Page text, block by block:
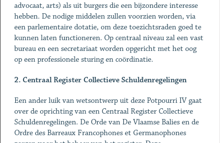
advocaat, arts) als uit burgers die een bijzondere interesse
hebben. De nodige middelen zullen voorzien worden, via
een parlementaire dotatie, om deze toezichtsraden goed te
kunnen laten functioneren. Op centraal niveau zal een vast
bureau en een secretariaat worden opgericht met het oog
op een professionele sturing en coördinatie.
2. Centraal Register Collectieve Schuldenregelingen
Een ander luik van wetsontwerp uit deze Potpourri IV gaat
over de oprichting van een Centraal Register Collectieve
Schuldenregelingen. De Orde van De Vlaamse Balies en de
Ordre des Barreaux Francophones et Germanophones